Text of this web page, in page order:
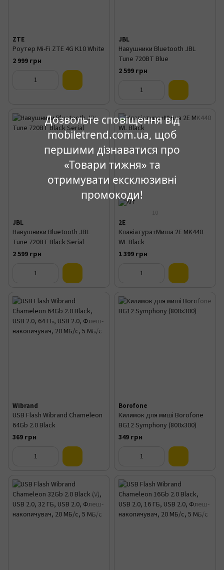
Дозвольте сповіщення від
mobiletrend.com.ua, щоб
першими дізнаватися про
«Товари тижня» та
отримувати ексклюзивні
промокоди!
ZTE
Роутер Mi-Fi ZTE 4G K10 White
2 999 грн
JBL
Навушники Bluetooth JBL
Tune 720BT Blue
2 599 грн
JBL
Навушники Bluetooth JBL
Tune 720BT Black Serial
2 599 грн
10
2E
Клавіатура+Миша 2E MK440
WL Black
1 399 грн
Wibrand
USB Flash Wibrand Chameleon
64Gb 2.0 Black
369 грн
Borofone
Килимок для миші Borofone
BG12 Symphony (800х300)
349 грн